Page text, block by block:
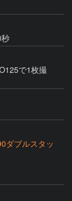
で1枚撮
ダブルスタッ